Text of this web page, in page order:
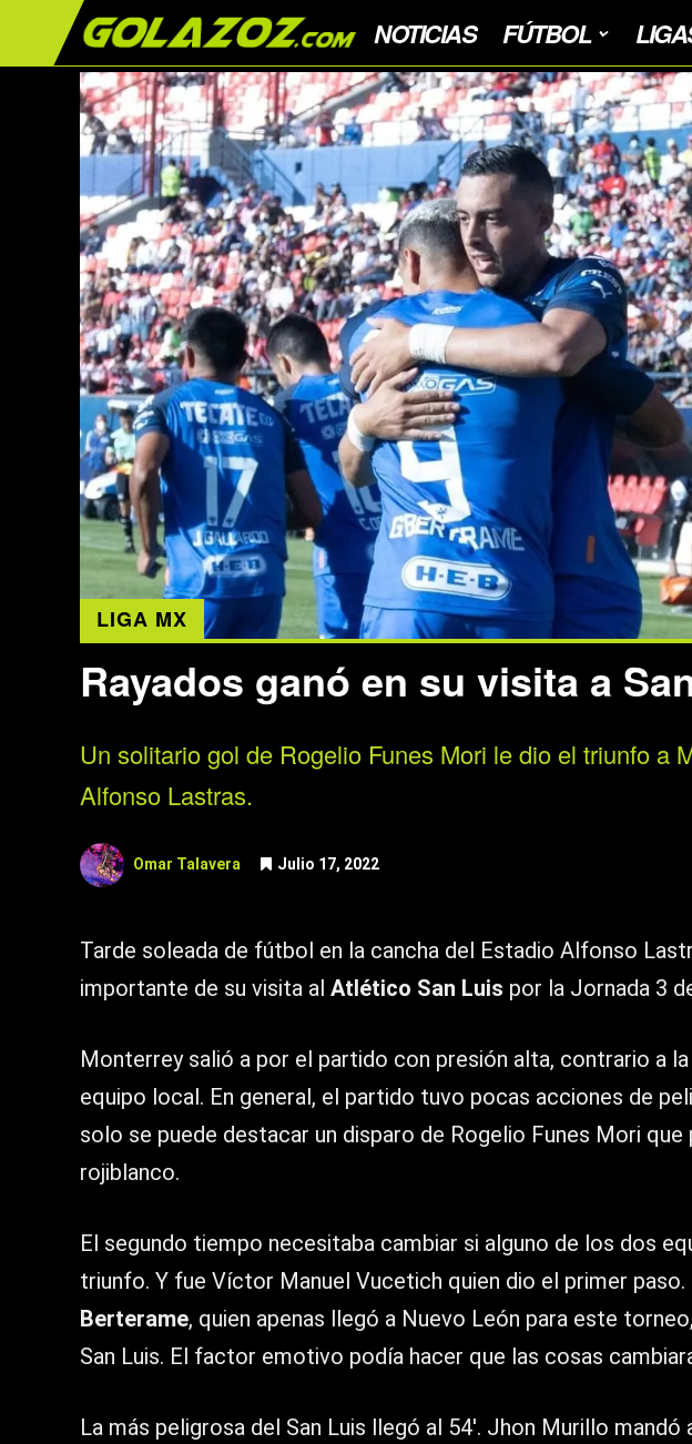
NOTICIAS FÚTBOL
LIGA MX
Rayados ganó en su visita a
Un solitario gol de Rogelio Funes Mori le dio el triunfo a
Alfonso Lastras.
Omar Talavera Julio 17, 2022
Tarde soleada de fútbol en la cancha del Estadio Alfonso
importante de su visita al Atlético San Luis por la Jornada 3
Monterrey salió a por el partido con presión alta, contrario a
equipo local. En general, el partido tuvo pocas acciones de
solo se puede destacar un disparo de Rogelio Funes Mori
rojiblanco.
El segundo tiempo necesitaba cambiar si alguno de los dos
triunfo. Y fue Víctor Manuel Vucetich quien dio el primer paso.
Berterame, quien apenas llegó a Nuevo León para este
San Luis. El factor emotivo podía hacer que las cosas
La más peligrosa del San Luis llegó al 54′. Jhon Murillo mandó